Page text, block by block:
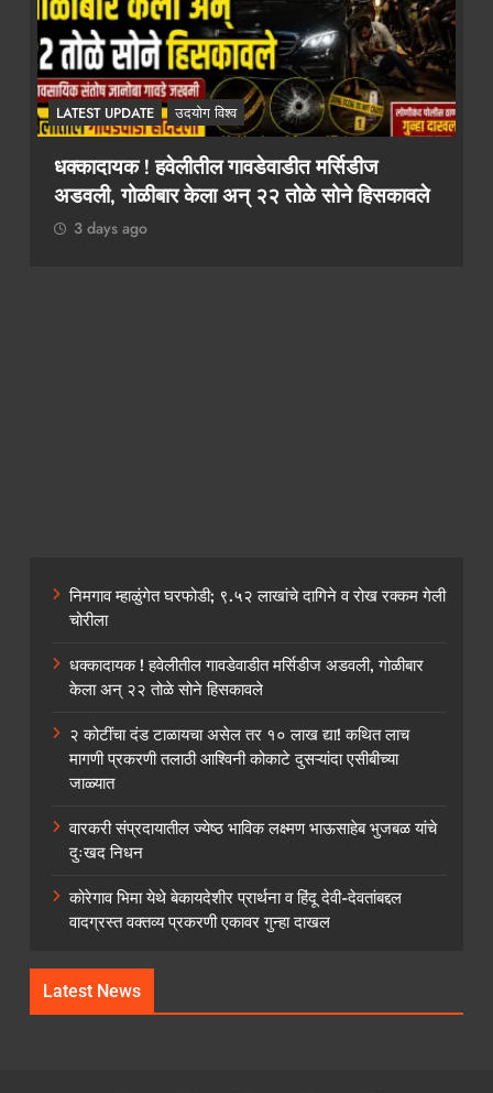
LATEST UPDATE उदयोग विश्व
२ कोटींचा दंड टाळायचा असेल तर १० लाख द्या!
कथित लाच मागणी प्रकरणी तलाठी आश्विनी कोकाटे
दुसऱ्यांदा एसीबीच्या जाळ्यात
निमगाव म्हाळुंगेत घरफोडी; ९.५२ लाखांचे दागिने व रोख रक्कम गेली
चोरीला
धक्कादायक ! हवेलीतील गावडेवाडीत मर्सिडीज अडवली, गोळीबार
केला अन् २२ तोळे सोने हिसकावले
२ कोटींचा दंड टाळायचा असेल तर १० लाख द्या! कथित लाच
मागणी प्रकरणी तलाठी आश्विनी कोकाटे दुसऱ्यांदा एसीबीच्या
जाळ्यात
वारकरी संप्रदायातील ज्येष्ठ भाविक लक्ष्मण भाऊसाहेब भुजबळ यांचे
दुःखद निधन
कोरेगाव भिमा येथे बेकायदेशीर प्रार्थना व हिंदू देवी-देवतांबद्दल
वादग्रस्त वक्तव्य प्रकरणी एकावर गुन्हा दाखल
Latest News